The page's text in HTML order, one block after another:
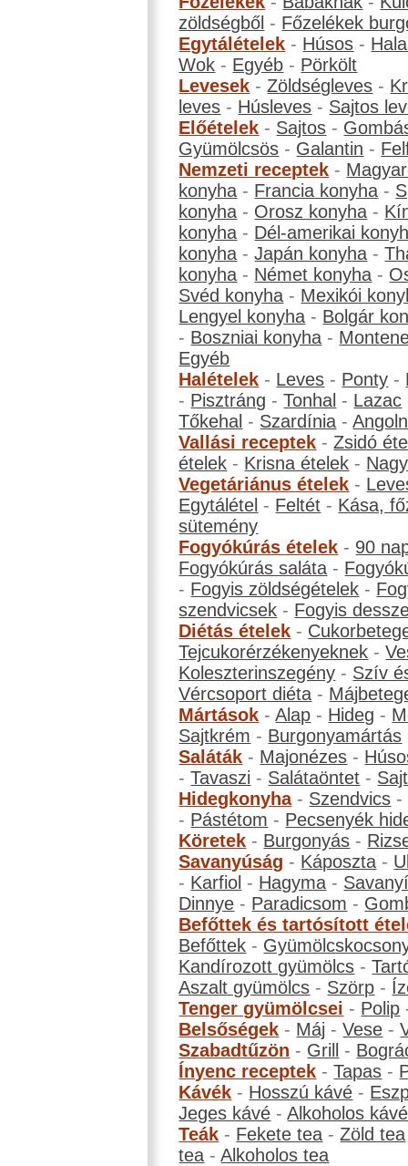
zöldségből - Főzelékek
Egytálételek - Húsos -
Wok - Egyéb - Pörkölt
Levesek -Zöldségleves -
leves - Húsleves - Sajtos
Előételek - Sajtos -
Gyümölcsös - Galantin -
Nemzeti receptek -
konyha - Francia konyha -
konyha - Orosz konyha -
konyha - Dél-amerikai
konyha -Japán konyha -
konyha - Német konyha -
Svéd konyha - Mexikói
Lengyel konyha - Bolgár
- Boszniai konyha -
Egyéb
Halételek - Leves - Ponty -
- Pisztráng -Tonhal - Lazac
Tőkehal - Szardínia -
Vallási receptek -Zsidó
ételek - Krisna ételek -
Vegetáriánus ételek -
Egytálétel - Feltét - Kása,
sütemény
Fogyókúrás ételek - 90
Fogyókúrás saláta -
- Fogyis zöldségételek -
szendvicsek - Fogyis
Diétás ételek -
Tejcukorérzékenyeknek -
Koleszterinszegény - Szív
Vércsoport diéta -
Mártások -Alap - Hideg -
Sajtkrém - Burgonyamártás
Saláták - Majonézes -
-Tavaszi - Salátaöntet -
Hidegkonyha- Szendvics -
- Pástétom - Pecsenyék
Köretek - Burgonyás -
Savanyúság - Káposzta -
- Karfiol - Hagyma -
Dinnye - Paradicsom -
Befőttek és tartósított
Befőttek -
Kandírozott gyümölcs -
Aszalt gyümölcs - Szörp -
Tenger gyümölcsei - Polip
Belsőségek - Máj -Vese -
Szabadtűzön - Grill -
Ínyenc receptek -Tapas -
Kávék - Hosszú kávé -
Jeges kávé -Alkoholos kávé
Teák - Fekete tea -Zöld tea
tea -Alkoholos tea